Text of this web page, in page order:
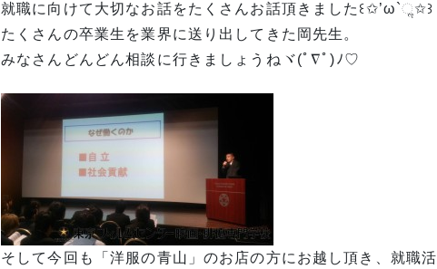
就職に向けて大切なお話をたくさんお話頂きました꒰✩’ω`ૢ✩꒱
たくさんの卒業生を業界に送り出してきた岡先生。
みなさんどんどん相談に行きましょうねヾ(ﾟ∇ﾟ)ﾉ♡
そして今回も「洋服の青山」のお店の方にお越し頂き、就職